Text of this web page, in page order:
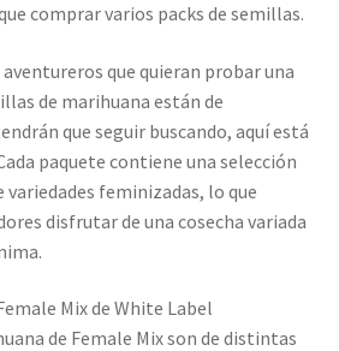
comprar varios packs de semillas.
que quieran probar una
de marihuana están de
que seguir buscando, aquí está
paquete contiene una selección
feminizadas, lo que
disfrutar de una cosecha variada
Mix de White Label
de Female Mix son de distintas